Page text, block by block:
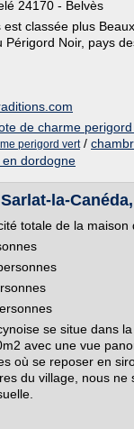
24170 - Belvès
classée plus
Noir, pays
de charme
perigord vert/
dordogne
la-
totale de la maison
se situe dans
avec une vue
où se reposer en
du village, nous